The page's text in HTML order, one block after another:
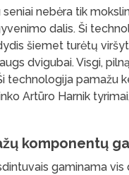
seniai nebėra tik
dalis. Ši
šiemet turėtų
dvigubai. Visgi,
technologija pamažu
Artūro Harnik
komponentų
gaminama